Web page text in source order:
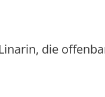
die